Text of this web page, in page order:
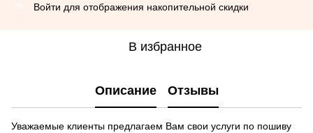
Войти для отображения накопительной скидки
В избранное
Описание Отзывы
Уважаемые клиенты предлагаем Вам свои услуги по пошиву